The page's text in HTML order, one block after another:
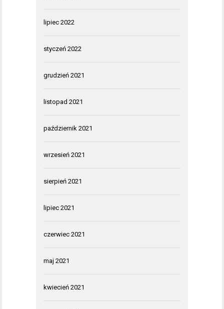
lipiec 2022
styczeń 2022
grudzień 2021
listopad 2021
październik 2021
wrzesień 2021
sierpień 2021
lipiec 2021
czerwiec 2021
maj 2021
kwiecień 2021